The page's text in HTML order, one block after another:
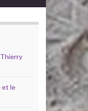
Thierry
et le